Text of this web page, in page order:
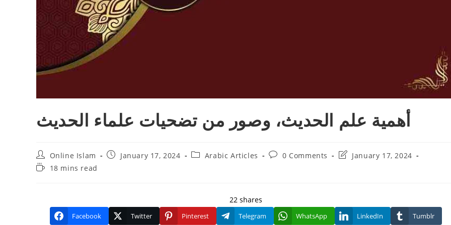
أهمية علم الحديث، وصور من تضحيات علماء الحديث
Post
author:
Online Islam
PostJanuary 17, 2024
PostArabic Articles
Post0 Comments
PostJanuary 17, 2024
Reading18 mins read
22 shares
Facebook Twitter Pinterest Telegram WhatsApp LinkedIn Tumblr